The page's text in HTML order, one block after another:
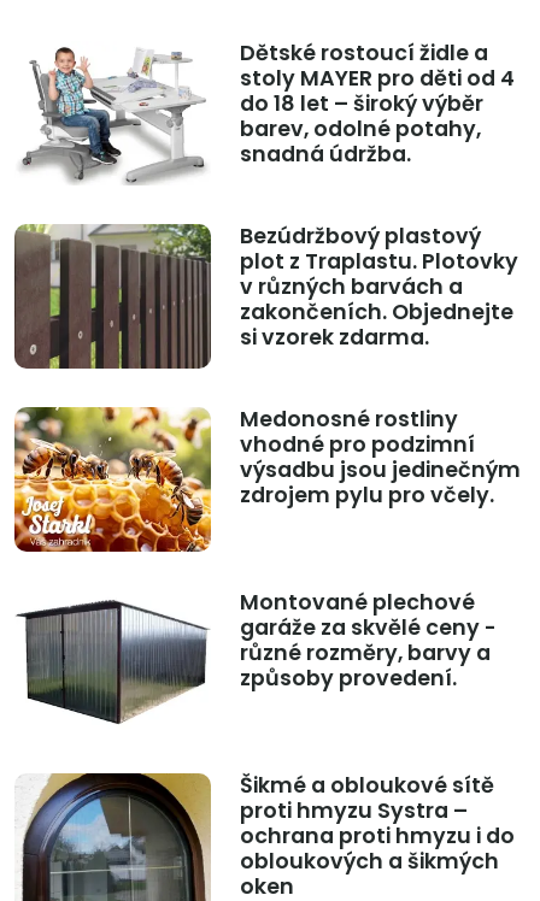
Dětské rostoucí židle a
stoly MAYER pro děti od 4
do 18 let – široký výběr
barev, odolné potahy,
snadná údržba.
Bezúdržbový plastový
plot z Traplastu. Plotovky
v různých barvách a
zakončeních. Objednejte
si vzorek zdarma.
Medonosné rostliny
vhodné pro podzimní
výsadbu jsou jedinečným
zdrojem pylu pro včely.
Montované plechové
garáže za skvělé ceny -
různé rozměry, barvy a
způsoby provedení.
Šikmé a obloukové sítě
proti hmyzu Systra –
ochrana proti hmyzu i do
obloukových a šikmých
oken